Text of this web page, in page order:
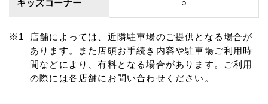
キッズコーナー ○
店舗によっては、近隣駐車場のご提供となる場合が
あります。また店頭お手続き内容や駐車場ご利用時
間などにより、有料となる場合があります。ご利用
の際には各店舗にお問い合わせください。